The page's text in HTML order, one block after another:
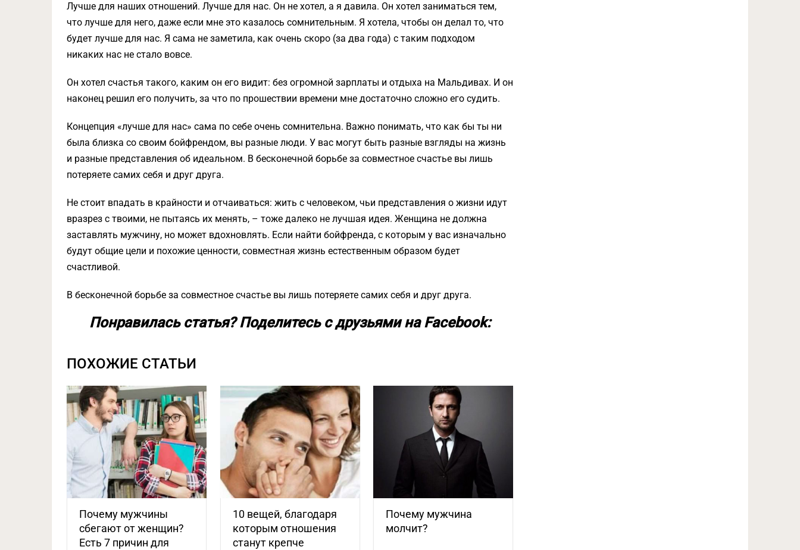
Лучше для наших отношений. Лучше для нас. Он не хотел, а я давила. Он хотел заниматься тем,
что лучше для него, даже если мне это казалось сомнительным. Я хотела, чтобы он делал то, что
будет лучше для нас. Я сама не заметила, как очень скоро (за два года) с таким подходом
никаких нас не стало вовсе.
Он хотел счастья такого, каким он его видит: без огромной зарплаты и отдыха на Мальдивах. И он
наконец решил его получить, за что по прошествии времени мне достаточно сложно его судить.
Концепция «лучше для нас» сама по себе очень сомнительна. Важно понимать, что как бы ты ни
была близка со своим бойфрендом, вы разные люди. У вас могут быть разные взгляды на жизнь
и разные представления об идеальном. В бесконечной борьбе за совместное счастье вы лишь
потеряете самих себя и друг друга.
Не стоит впадать в крайности и отчаиваться: жить с человеком, чьи представления о жизни идут
вразрез с твоими, не пытаясь их менять, – тоже далеко не лучшая идея. Женщина не должна
заставлять мужчину, но может вдохновлять. Если найти бойфренда, с которым у вас изначально
будут общие цели и похожие ценности, совместная жизнь естественным образом будет
счастливой.
В бесконечной борьбе за совместное счастье вы лишь потеряете самих себя и друг друга.
Понравилась статья? Поделитесь с друзьями на Facebook:
ПОХОЖИЕ СТАТЬИ
Почему мужчины
сбегают от женщин?
Есть 7 причин для
10 вещей, благодаря
которым отношения
станут крепче
Почему мужчина
молчит?